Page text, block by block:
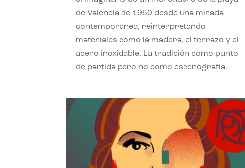
de València de 1950 desde una mirada
contemporánea, reinterpretando
materiales como la madera, el terrazo y el
acero inoxidable. La tradición como punto
de partida pero no como escenografía.